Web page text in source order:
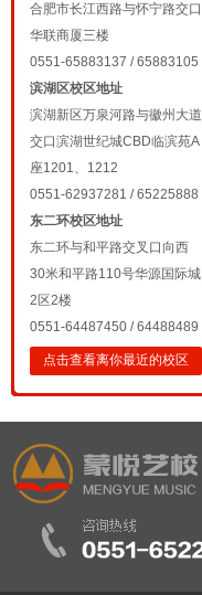
合肥市长江西路与怀宁路交口
华联商厦三楼
0551-65883137 / 65883105
滨湖区校区地址
滨湖新区万泉河路与徽州大道
交口滨湖世纪城CBD临滨苑A
座1201、1212
0551-62937281 / 65225888
东二环校区地址
东二环与和平路交叉口向西
30米和平路110号华源国际城
2区2楼
0551-64487450 / 64488489
点击查看离你最近的校区